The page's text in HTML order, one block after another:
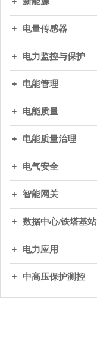
电量传感器
电力监控与保护
电能管理
电能质量
电能质量治理
电气安全
智能网关
数据中心/铁塔基站
电力应用
中高压保护测控